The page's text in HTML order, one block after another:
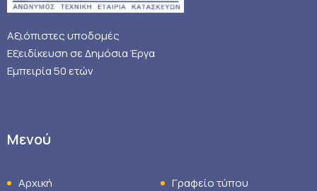
Αξιόπιστες υποδομές
Εξειδίκευση σε Δημόσια Έργα
Εμπειρία 50 ετών
Μενού
Αρχική
Γραφείο τύπου